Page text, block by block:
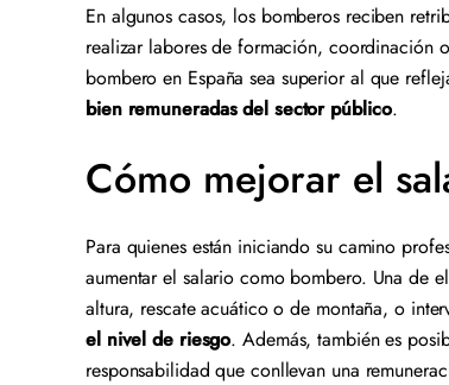
En algunos casos, los bomberos reciben
realizar labores de formación, coordinación
bombero en España sea superior al que
bien remuneradas del sector público.
Cómo mejorar el
Para quienes están iniciando su camino
aumentar el salario como bombero. Una de
altura, rescate acuático o de montaña, o
el nivel de riesgo. Además, también es
responsabilidad que conllevan una